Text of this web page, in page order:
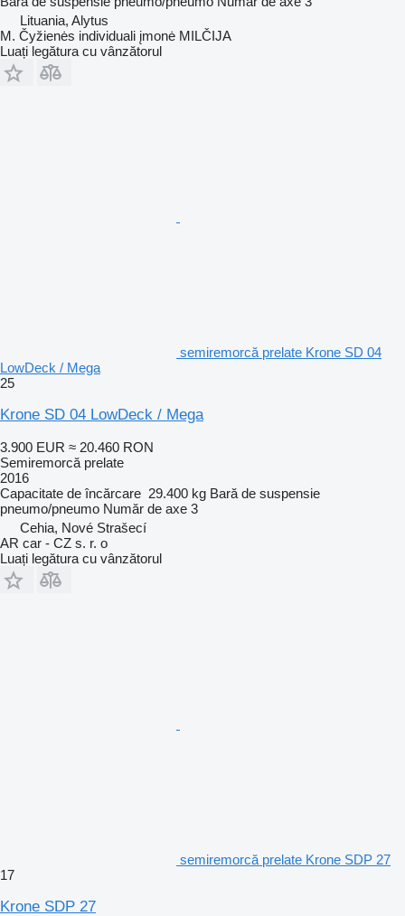
Lituania, Alytus
M. Čyžienės individuali įmonė MILČIJA
Luați legătura cu vânzătorul
semiremorcă prelate Krone SD 04
LowDeck / Mega
25
Krone SD 04 LowDeck / Mega
3.900 EUR ≈ 20.460 RON
Semiremorcă prelate
2016
Capacitate de încărcare 29.400 kg Bară de suspensie
pneumo/pneumo Număr de axe 3
Cehia, Nové Strašecí
AR car - CZ s. r. o
Luați legătura cu vânzătorul
semiremorcă prelate Krone SDP 27
17
Krone SDP 27